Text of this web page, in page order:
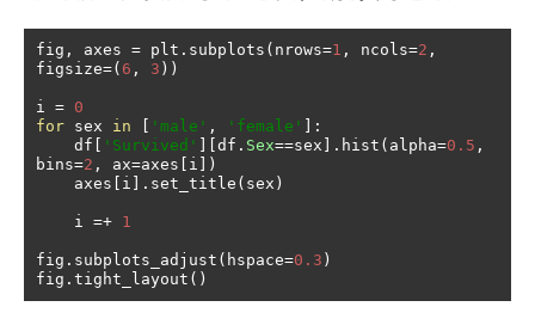
fig , axes = plt . subplots ( nrows=1 , ncols=2 ,
figsize=( 6 , 3 ))
i = 0
for sex in [ 'male' , 'female' ]:
    df
[ 'Survived' ][df . Sex==sex ]. hist ( alpha=0.5 ,
bins=2 , ax=axes [ i ])
    axes
[ i ]. set_title ( sex )
    i
=+ 1
fig . subplots_adjust ( hspace=0.3 )
fig . tight_layout ()